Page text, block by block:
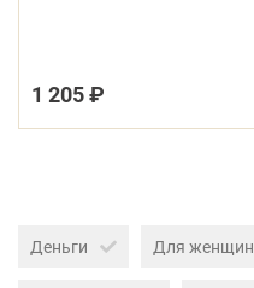
1 205 ₽
Деньги Для женщин